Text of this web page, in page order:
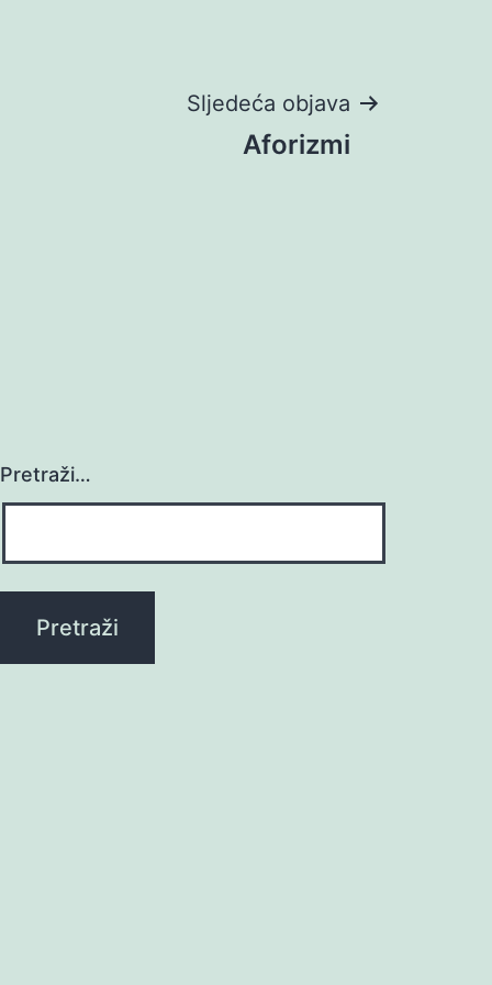
Sljedeća objava
Aforizmi
Pretraži…